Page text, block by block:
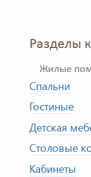
Разделы
Жилые
Спальни
Гостиные
Детская
Столовые
Кабинеты